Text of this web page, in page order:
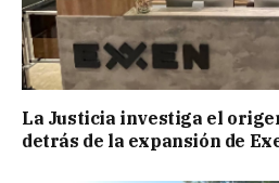
La Justicia investiga el
detrás de la expansión de